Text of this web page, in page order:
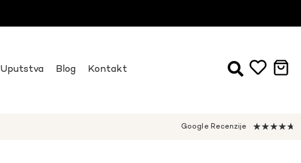
Uputstva Blog Kontakt
Google Recenzije ★★★★★